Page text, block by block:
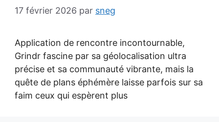
17 février 2026 par sneg
Application de rencontre incontournable,
Grindr fascine par sa géolocalisation ultra
précise et sa communauté vibrante, mais la
quête de plans éphémère laisse parfois sur sa
faim ceux qui espèrent plus